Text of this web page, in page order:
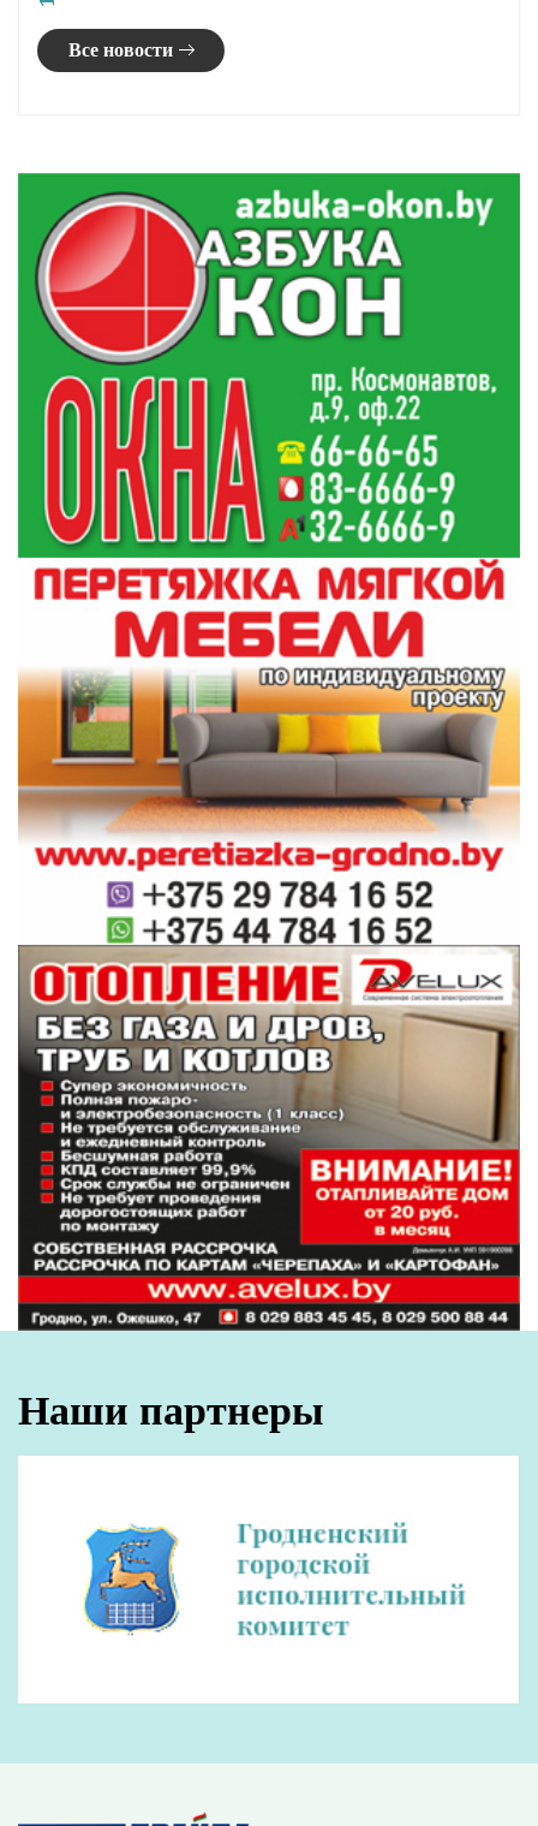
легла на крышу. Пассажира поместили в
реанимационное отделение больницы. В
Поделиться:
Лента новостей
Встреча с министром информации Дмитрием
Жуком. Главное за 6 августа
20:20 Возможны грозы: погода в Гродненской области
на 7 августа
19:55
В Кореличах провели заседание по подготовке к
областным «Дажынкам-2026»
19:40 Жаркое лето в Гродно: где и как отдыхают
горожане
Суверенное общество, нейросети и воспитание
детей. Министр информации Дмитрий Жук
пообщался с гродненцами
19:15 Согласование места под строительство:
процедура и выгоды по закону
Все новости